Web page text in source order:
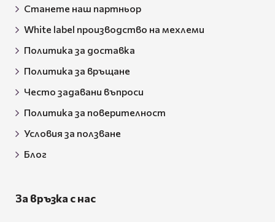
Станете наш партньор
White label производство на мехлеми
Политика за доставка
Политика за връщане
Често задавани въпроси
Политика за поверителност
Условия за ползване
Блог
За връзка с нас